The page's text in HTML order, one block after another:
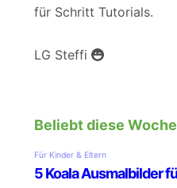
für Schritt Tutorials.
LG Steffi
Beliebt diese Woche